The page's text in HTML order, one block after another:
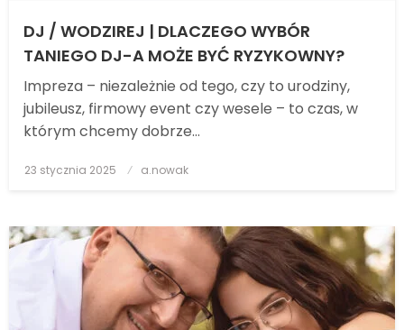
DJ / WODZIREJ | DLACZEGO WYBÓR
TANIEGO DJ-A MOŻE BYĆ RYZYKOWNY?
Impreza – niezależnie od tego, czy to urodziny,
jubileusz, firmowy event czy wesele – to czas, w
którym chcemy dobrze…
Posted
23 stycznia 2025 a.nowak